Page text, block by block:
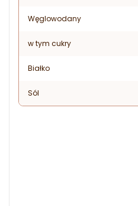
Węglowodany
w tym cukry
Białko
Sól